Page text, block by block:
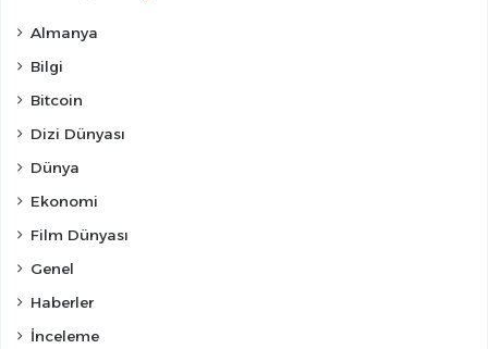
Almanya
Bilgi
Bitcoin
Dizi Dünyası
Dünya
Ekonomi
Film Dünyası
Genel
Haberler
İnceleme